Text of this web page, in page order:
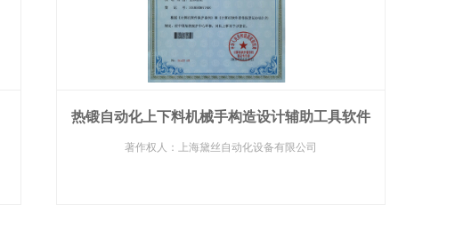
热锻自动化上下料机械手构造设计辅助工具软件
著作权人：上海黛丝自动化设备有限公司